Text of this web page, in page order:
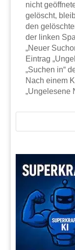
nicht
gelöscht,
den
der linken
„Neuer
Eintrag
„Suchen in“
Nach einem
„Ungelesene